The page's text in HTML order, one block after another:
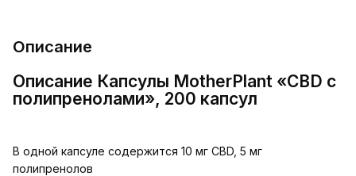
Описание
Описание Капсулы MotherPlant «CBD c
полипренолами», 200 капсул
В одной капсуле содержится 10 мг CBD, 5 мг
полипренолов